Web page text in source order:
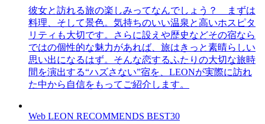
彼女と訪れる旅の楽しみってなんでしょう？ まずは
料理、そして景色。気持ちのいい温泉と高いホスピタ
リティも大切です。さらに設えや歴史などその宿なら
ではの個性的な魅力があれば、旅はきっと素晴らしい
思い出になるはず。そんな恋するふたりの大切な旅時
間を演出する“ハズさない”宿を、LEONが実際に訪れ
た中から自信をもってご紹介します。
Web LEON RECOMMENDS BEST30